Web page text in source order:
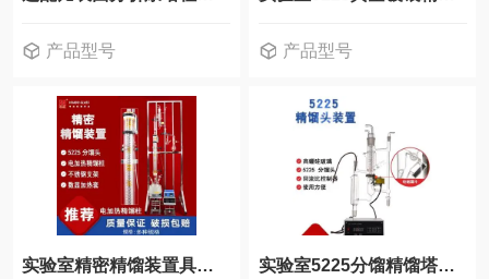
产品型号 产品型号
实验室精密精馏装置具电加热精馏仪器 实验室5225分馏精馏塔玻璃仪器装置